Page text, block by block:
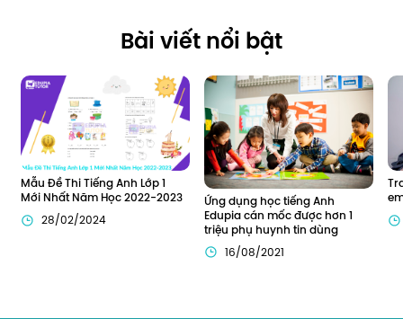
Bài viết nổi bật
Mẫu Đề Thi Tiếng Anh Lớp 1
Mới Nhất Năm Học 2022-2023
28/02/2024
Ứng dụng học tiếng Anh
Edupia cán mốc được hơn 1
triệu phụ huynh tin dùng
16/08/2021